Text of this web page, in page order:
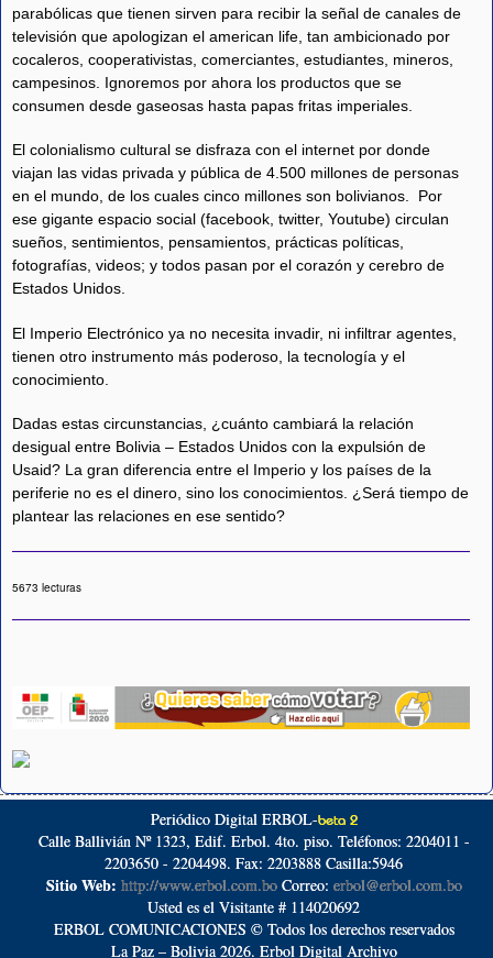
parabólicas que tienen sirven para recibir la señal de canales de
televisión que apologizan el american life, tan ambicionado por
cocaleros, cooperativistas, comerciantes, estudiantes, mineros,
campesinos. Ignoremos por ahora los productos que se
consumen desde gaseosas hasta papas fritas imperiales.
El colonialismo cultural se disfraza con el internet por donde
viajan las vidas privada y pública de 4.500 millones de personas
en el mundo, de los cuales cinco millones son bolivianos. Por
ese gigante espacio social (facebook, twitter, Youtube) circulan
sueños, sentimientos, pensamientos, prácticas políticas,
fotografías, videos; y todos pasan por el corazón y cerebro de
Estados Unidos.
El Imperio Electrónico ya no necesita invadir, ni infiltrar agentes,
tienen otro instrumento más poderoso, la tecnología y el
conocimiento.
Dadas estas circunstancias, ¿cuánto cambiará la relación
desigual entre Bolivia – Estados Unidos con la expulsión de
Usaid? La gran diferencia entre el Imperio y los países de la
periferie no es el dinero, sino los conocimientos. ¿Será tiempo de
plantear las relaciones en ese sentido?
5673 lecturas
Periódico Digital ERBOL-beta 2
Calle Ballivián Nº 1323, Edif. Erbol. 4to. piso. Teléfonos: 2204011 -
2203650 - 2204498. Fax: 2203888 Casilla:5946
Sitio Web: http://www.erbol.com.boCorreo: erbol@erbol.com.bo
Usted es el Visitante # 114020692
ERBOL COMUNICACIONES © Todos los derechos reservados
La Paz – Bolivia 2026. Erbol Digital Archivo